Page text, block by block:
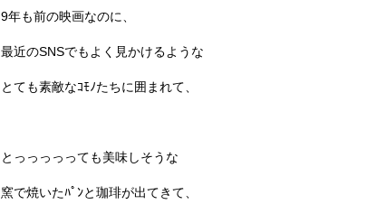
9年も前の映画なのに、
最近のSNSでもよく見かけるような
とても素敵なｺﾓﾉたちに囲まれて、
とっっっっっても美味しそうな
窯で焼いたﾊﾟﾝと珈琲が出てきて、